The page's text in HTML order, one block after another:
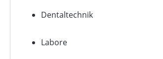
Dentaltechnik
Labore